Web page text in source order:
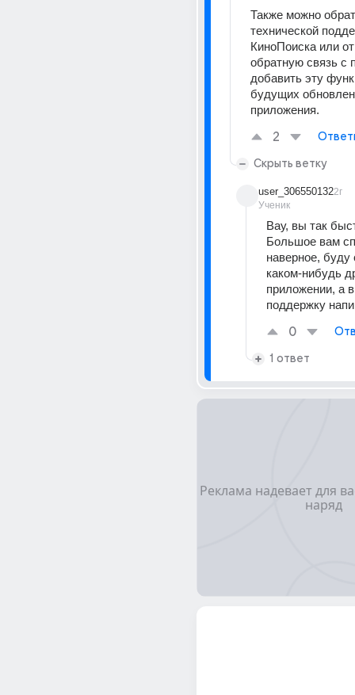
Также можно
технической
КиноПоиска или
обратную связь с
добавить эту
будущих
приложения.
2
Скрыть ветку
user_306550132
Ученик
2г
Вау, вы так
Большое вам
наверное, буду
каком-нибудь
приложении, а
поддержку
0
1 ответ